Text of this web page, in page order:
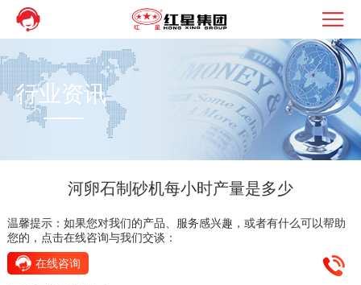
行业资讯
河卵石制砂机每小时产量是多少
温馨提示：如果您对我们的产品、服务感兴趣，或者有什么可以帮助
您的，点击在线咨询与我们交谈：
在线咨询